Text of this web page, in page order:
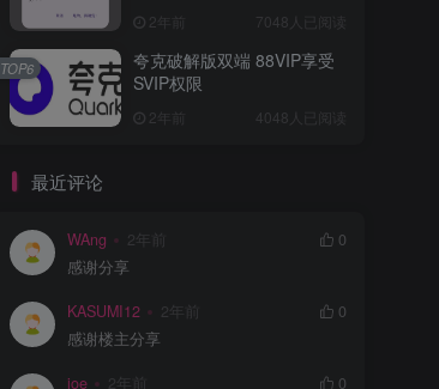
2年前 7048人已阅读
夸克破解版双端 88VIP享受
SVIP权限
2年前 4048人已阅读
TOP6
最近评论
WAng 2年前
0
感谢分享
KASUMI12 2年前
0
感谢楼主分享
joe 2年前
0